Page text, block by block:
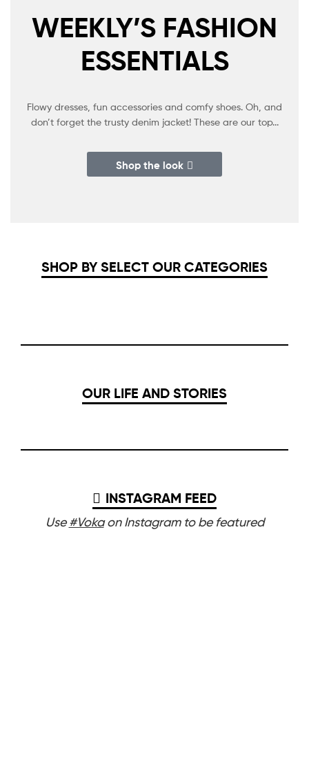
WEEKLY’S FASHION
ESSENTIALS
Flowy dresses, fun accessories and comfy shoes. Oh, and
don’t forget the trusty denim jacket! These are our top...
Shop the look
SHOP BY SELECT OUR CATEGORIES
OUR LIFE AND STORIES
INSTAGRAM FEED
Use#Vokaon Instagram to be featured